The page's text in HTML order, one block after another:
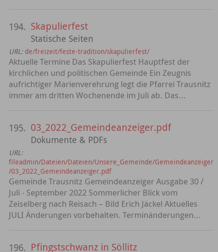
194. Skapulierfest
Statische Seiten
URL: de/freizeit/feste-tradition/skapulierfest/
Aktuelle Termine Das Skapulierfest Hauptfest der
kirchlichen und politischen Gemeinde Ein Zeugnis
aufrichtiger Marienverehrung legt die Pfarrei Trausnitz
immer am dritten Wochenende im Juli ab. Das...
195. 03_2022_Gemeindeanzeiger.pdf
Dokumente & PDFs
URL:
fileadmin/Dateien/Dateien/Unsere_Gemeinde/Gemeindeanzeiger
/03_2022_Gemeindeanzeiger.pdf
Gemeinde Trausnitz Gemeindeanzeiger Ausgabe 30 /
Juli - September 2022 Sommerlicher Blick vom
Zeiselberg nach Reisach – Bild Erich Jäckel Aktuelles
JULI Änderungen vorbehalten. Terminänderungen...
196. Pfingstschwanz in Söllitz